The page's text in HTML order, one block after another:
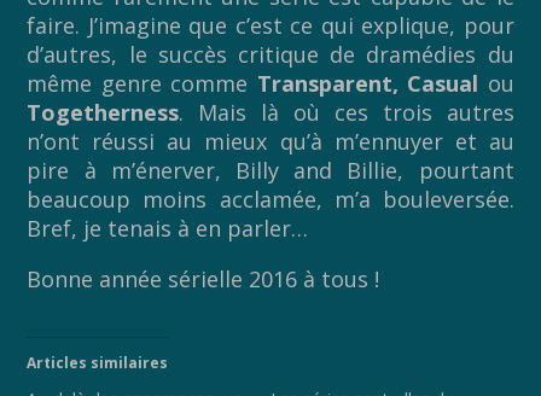
faire. J’imagine que c’est ce qui explique, pour
d’autres, le succès critique de dramédies du
même genre comme Transparent, Casual ou
Togetherness. Mais là où ces trois autres
n’ont réussi au mieux qu’à m’ennuyer et au
pire à m’énerver, Billy and Billie, pourtant
beaucoup moins acclamée, m’a bouleversée.
Bref, je tenais à en parler…
Bonne année sérielle 2016 à tous !
Articles similaires